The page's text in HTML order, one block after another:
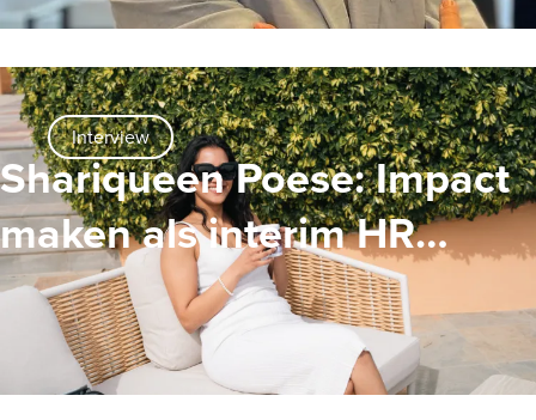
Interview
Shariqueen Poese: Impact
maken als interim HR
Professional